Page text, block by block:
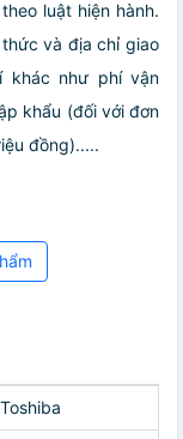
luật hiện hành.
và địa chỉ giao
khác như phí vận
khẩu (đối với đơn
đồng).....
Toshiba